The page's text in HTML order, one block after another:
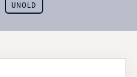
UNOLD